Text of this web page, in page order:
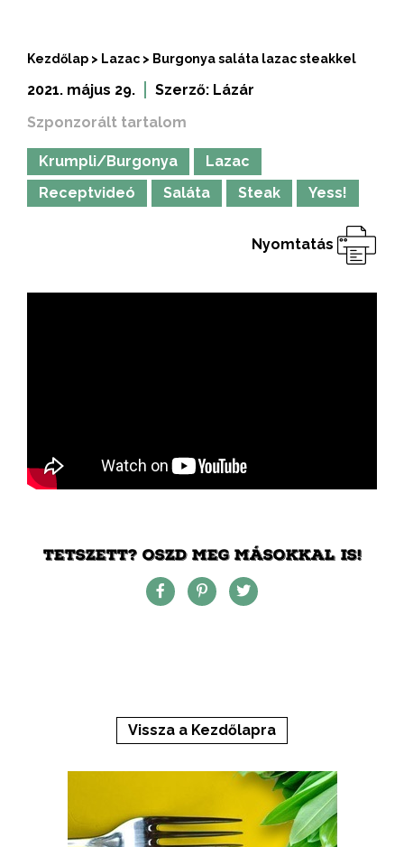
Kezdőlap > Lazac > Burgonya saláta lazac steakkel
2021. május 29. Szerző: Lázár
Szponzorált tartalom
Krumpli/Burgonya
Lazac
Receptvideó
Saláta Steak Yess!
Nyomtatás
TETSZETT? OSZD MEG MÁSOKKAL IS!
Vissza a Kezdőlapra